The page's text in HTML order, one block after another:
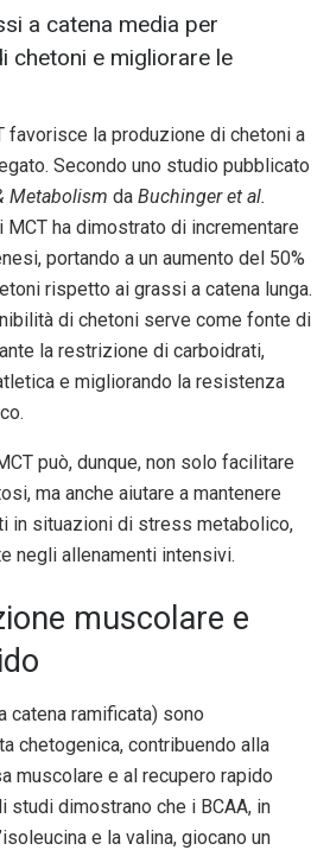
a catena media per
chetoni e migliorare le
favorisce la produzione di chetoni a
Secondo uno studio pubblicato
Metabolism da Buchinger et al.
MCT ha dimostrato di incrementare
portando a un aumento del 50%
rispetto ai grassi a catena lunga.
di chetoni serve come fonte di
la restrizione di carboidrati,
e migliorando la resistenza
può, dunque, non solo facilitare
ma anche aiutare a mantenere
in situazioni di stress metabolico,
negli allenamenti intensivi.
muscolare e
catena ramificata) sono
chetogenica, contribuendo alla
muscolare e al recupero rapido
studi dimostrano che i BCAA, in
e la valina, giocano un